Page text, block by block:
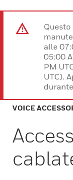
alle
05:00
PM
UTC).
VOICE